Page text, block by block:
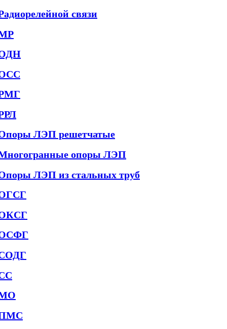
связи
ЛЭП решетчатые
опоры ЛЭП
ЛЭП из стальных труб